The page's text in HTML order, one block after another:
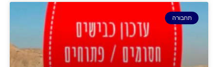
תחבורה